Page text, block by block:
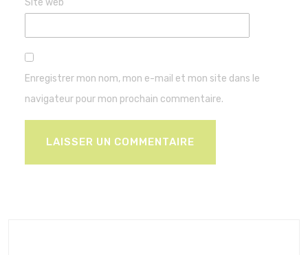
Enregistrer mon nom, mon e-mail et mon site dans le
navigateur pour mon prochain commentaire.